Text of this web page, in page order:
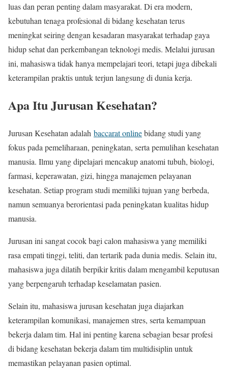
luas dan peran penting dalam masyarakat. Di era modern,
kebutuhan tenaga profesional di bidang kesehatan terus
meningkat seiring dengan kesadaran masyarakat terhadap gaya
hidup sehat dan perkembangan teknologi medis. Melalui jurusan
ini, mahasiswa tidak hanya mempelajari teori, tetapi juga dibekali
keterampilan praktis untuk terjun langsung di dunia kerja.
Apa Itu Jurusan Kesehatan?
Jurusan Kesehatan adalah baccarat onlinebidang studi yang
fokus pada pemeliharaan, peningkatan, serta pemulihan kesehatan
manusia. Ilmu yang dipelajari mencakup anatomi tubuh, biologi,
farmasi, keperawatan, gizi, hingga manajemen pelayanan
kesehatan. Setiap program studi memiliki tujuan yang berbeda,
namun semuanya berorientasi pada peningkatan kualitas hidup
manusia.
Jurusan ini sangat cocok bagi calon mahasiswa yang memiliki
rasa empati tinggi, teliti, dan tertarik pada dunia medis. Selain itu,
mahasiswa juga dilatih berpikir kritis dalam mengambil keputusan
yang berpengaruh terhadap keselamatan pasien.
Selain itu, mahasiswa jurusan kesehatan juga diajarkan
keterampilan komunikasi, manajemen stres, serta kemampuan
bekerja dalam tim. Hal ini penting karena sebagian besar profesi
di bidang kesehatan bekerja dalam tim multidisiplin untuk
memastikan pelayanan pasien optimal.